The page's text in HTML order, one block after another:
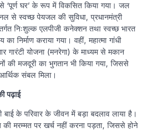
‘पूर्ण घर’ के रूप में विकसित किया गया। जल
से स्वच्छ पेयजल की सुविधा, प्रधानमंत्री
निःशुल्क एलपीजी कनेक्शन तथा स्वच्छ भारत
निर्माण कराया गया। वहीं, महात्मा गांधी
गारंटी योजना (मनरेगा) के माध्यम से मकान
की मजदूरी का भुगतान भी किया गया, जिससे
संबल मिला।
पढ़ाई
बाई के परिवार के जीवन में बड़ा बदलाव लाया है।
की मरम्मत पर खर्च नहीं करना पड़ता, जिससे होने